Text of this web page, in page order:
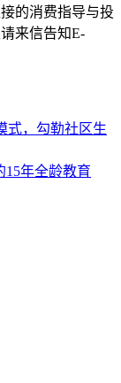
的消费指导与投
来信告知E-
式，勾勒社区生
15年全龄教育